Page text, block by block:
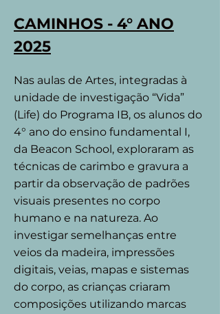
CAMINHOS - 4° ANO
2025
Nas aulas de Artes, integradas à
unidade de investigação “Vida”
(Life) do Programa IB, os alunos do
4° ano do ensino fundamental I,
da Beacon School, exploraram as
técnicas de carimbo e gravura a
partir da observação de padrões
visuais presentes no corpo
humano e na natureza. Ao
investigar semelhanças entre
veios da madeira, impressões
digitais, veias, mapas e sistemas
do corpo, as crianças criaram
composições utilizando marcas